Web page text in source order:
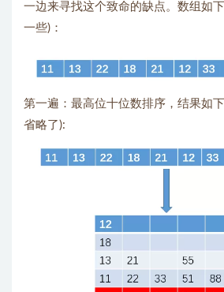
一边来寻找这个致命的缺点。数组如
一些)：
第一遍：最高位十位数排序，结果如
省略了):